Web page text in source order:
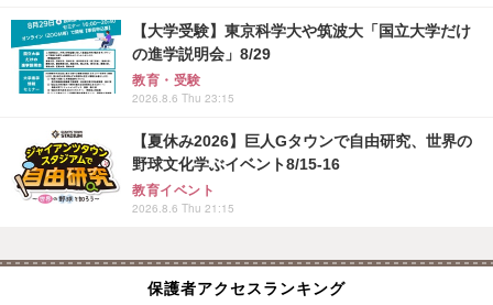
【大学受験】東京科学大や筑波大「国立大学だけ
の進学説明会」8/29
教育・受験
2026.8.6 Thu 23:15
【夏休み2026】巨人Gタウンで自由研究、世界の
野球文化学ぶイベント8/15-16
教育イベント
2026.8.6 Thu 21:15
保護者アクセスランキング